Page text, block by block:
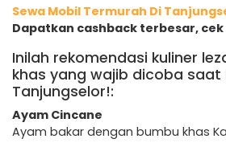
Sewa Mobil Termurah Di
Dapatkan cashback terbesar,
Inilah rekomendasi kuliner
khas yang wajib dicoba saat
Tanjungselor!:
Ayam Cincane
Ayam bakar dengan bumbu khas